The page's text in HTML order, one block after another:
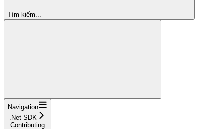
Tìm kiếm...
Navigation
.Net SDK
Contributing